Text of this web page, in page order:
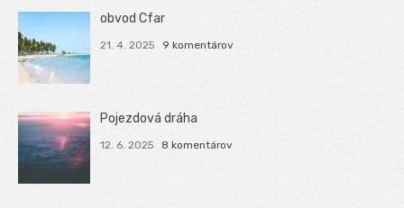
obvod Cfar
21. 4. 2025 9 komentárov
Pojezdová dráha
12. 6. 2025 8 komentárov